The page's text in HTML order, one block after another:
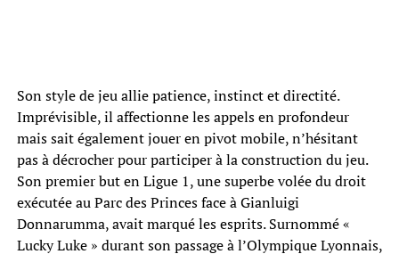
Son style de jeu allie patience, instinct et directité.
Imprévisible, il affectionne les appels en profondeur
mais sait également jouer en pivot mobile, n’hésitant
pas à décrocher pour participer à la construction du jeu.
Son premier but en Ligue 1, une superbe volée du droit
exécutée au Parc des Princes face à Gianluigi
Donnarumma, avait marqué les esprits. Surnommé «
Lucky Luke » durant son passage à l’Olympique Lyonnais,